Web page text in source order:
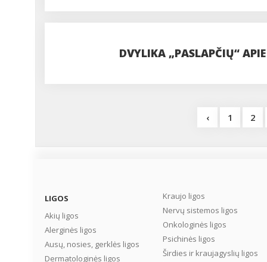
DVYLIKA „PASLAPČIŲ“
KIEKVIENAS VYRAS
‹ 1 2
LIGOS
Akių ligos
Alerginės ligos
Ausų, nosies, gerklės ligos
Dermatologinės ligos
Kraujo ligos
Nervų sistemos ligos
Onkologinės ligos
Psichinės ligos
Širdies ir kraujagyslių ligos